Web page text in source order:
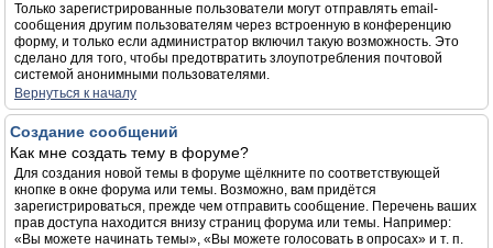
Только зарегистрированные пользователи могут отправлять email-
сообщения другим пользователям через встроенную в конференцию
форму, и только если администратор включил такую возможность. Это
сделано для того, чтобы предотвратить злоупотребления почтовой
системой анонимными пользователями.
Вернуться к началу
Создание сообщений
Как мне создать тему в форуме?
Для создания новой темы в форуме щёлкните по соответствующей
кнопке в окне форума или темы. Возможно, вам придётся
зарегистрироваться, прежде чем отправить сообщение. Перечень ваших
прав доступа находится внизу страниц форума или темы. Например:
«Вы можете начинать темы», «Вы можете голосовать в опросах» и т. п.